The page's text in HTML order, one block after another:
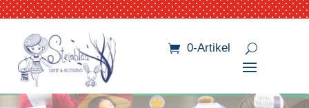
.
0-Artikel